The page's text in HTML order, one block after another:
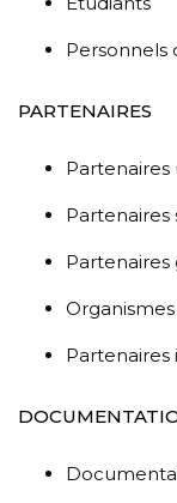
Personnels
PARTENAIRES
Partenaires